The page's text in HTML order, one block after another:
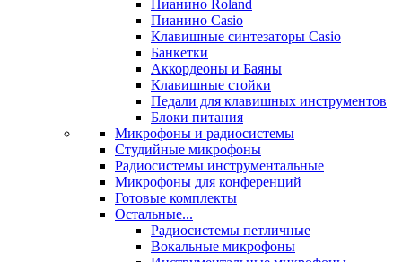
Пианино Roland
Пианино Casio
Клавишные синтезаторы Casio
Банкетки
Аккордеоны и Баяны
Клавишные стойки
Педали для клавишных инструментов
Блоки питания
Микрофоны и радиосистемы
Студийные микрофоны
Радиосистемы инструментальные
Микрофоны для конференций
Готовые комплекты
Остальные...
Радиосистемы петличные
Вокальные микрофоны